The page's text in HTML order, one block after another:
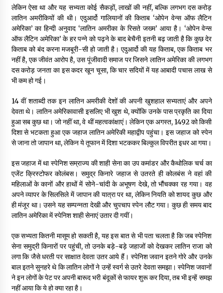
कुमार प्रशांत को मातृशोक
3 years ago
लेकिन ऐसा था और यह सभ्यता कोई सैकड़ों, लाखों की नहीं, बल्कि लगभग दस करोड़
लातिन अमरीकियों की थी। एदुआर्दो गालियानों की किताब ‘ओपेन वेन्स ऑफ लैटिन
अमेरिका’ का हिन्दी अनुवाद ‘लातिन अमरीका के रिसते जख्म’ आया है। ‘ओपेन वेन्स
ऑफ लैटिन अमेरिका’ के हर पन्ने को पढ़ने के बाद बेचैनी इतनी बढ़ जाती है कि कुछ देर
किताब को बंद करना मजबूरी-सी हो जाती है। एदुआर्दो की यह किताब, एक किताब भर
नहीं है, एक जीवंत आरोप है, उस पूंजीवादी समाज पर जिसने लातिन अमेरिका की लगभग
दस करोड़ जनता का इस कदर खून चूसा, कि चार सदियों में यह आबादी पचास लाख से
भी कम हो गई।
14 वीं शताब्दी तक इन लातिन अमरीकी देशों की अपनी खुशहाल सभ्यताएं और अपने
देवता थे। लातिन अमेरिकावासी इसलिए भी खुश थे, क्योंकि उनके पास प्रकृति का दिया
हुआ सब कुछ था। जो नहीं था, वे थीं महत्वकांक्षाएं। लेकिन एक अगस्त, 1492 को किसी
दिशा से भटकता हुआ एक जहाज लातिन अमेरिकी महाद्वीप पहुंचा। इस जहाज को स्पेन
से जाना तो जापान था, लेकिन ये तूफान में दिशा भटककर बिल्कुल विपरीत इधर आ गया।
इस जहाज में था स्पेनिश सम्राज्य की शाही सेना का उप कमांडर और कैथोलिक चर्च का
एजेंट क्रिस्टोफर कोलंबस। समुद्र किनारे जहाज से उतरते ही कोलबंस ने वहां की
महिलाओं के कानों और हाथों में सोने-चांदी के अभूषण देखे, तो भौंचक्का रह गया। वह
अपने व्यापर के सिलसिले में जापान की यात्रा पर था, लेकिन नियति को शायद कुछ और
ही मंजूर था। उसने यह सम्पन्नता देखी और चुपचाप स्पेन लौट गया। कुछ ही समय बाद
लातिन अमेरिका में स्पेनिश शाही सेनाएं उतार दी गयीं।
एक सभ्यता कितनी मासूम हो सकती है, यह इस बात से भी पता चलता है कि जब स्पेनिश
सेना समुद्री किनारों पर पहुंची, तो उनके बड़े-बड़े जहाजों को देखकर लातिन राजा को
लगा कि जैसे धरती पर साक्षात देवता उतर आये हैं। स्पेनिश जवान इतने गोरे और उनके
बाल इतने सुनहरे थे कि लातिन लोगों ने उन्हें स्वर्ग से उतरे देवता समझा। स्पेनिश जवानों
ने इन लोगों के पेट पर अपनी बारूद भरी बंदूकों से फायर शुरू कर दिया, तब भी इन्हें समझ
नहीं आया कि ये हो क्या रहा है।